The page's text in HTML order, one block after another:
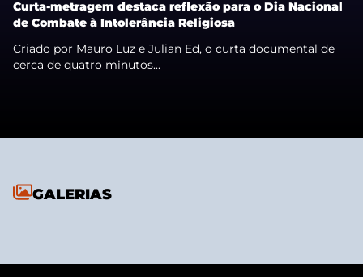
Curta-metragem destaca reflexão para o Dia Nacional
de Combate à Intolerância Religiosa
Criado por Mauro Luz e Julian Ed, o curta documental de
cerca de quatro minutos...
GALERIAS